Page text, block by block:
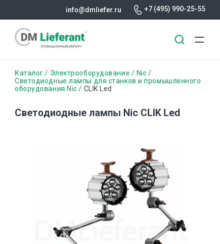
основному
info@dmliefer.ru +7 (495) 990-25-55
Строка
навигации
Каталог Электрооборудование
Nic
Светодиодные лампы для станков и промышленного
оборудования Nic
CLIK Led
Светодиодные лампы Nic CLIK Led